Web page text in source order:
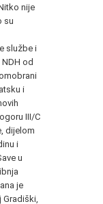
nije
su
službe i
od
i
III/C
dijelom
i
u
je